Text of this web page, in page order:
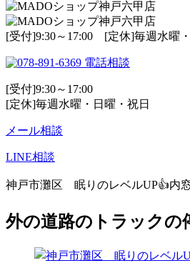
[受付]9:30～17:00 [定休]毎週水曜
電話相談
[受付]9:30～17:00
[定休]毎週水曜・日曜・祝日
メール相談
LINE相談
神戸市灘区 眠りのレベルUP👍内
外の道路のトラックの